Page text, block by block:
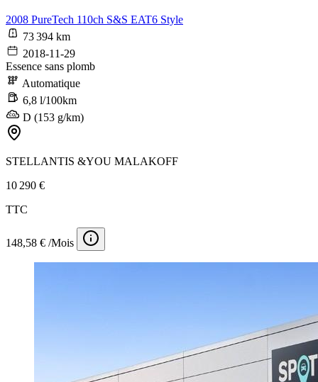
2008 PureTech 110ch S&S EAT6 Style
73 394 km
2018-11-29
Essence sans plomb
Automatique
6,8 l/100km
D (153 g/km)
STELLANTIS &YOU MALAKOFF
10 290 €
TTC
148,58 € /Mois